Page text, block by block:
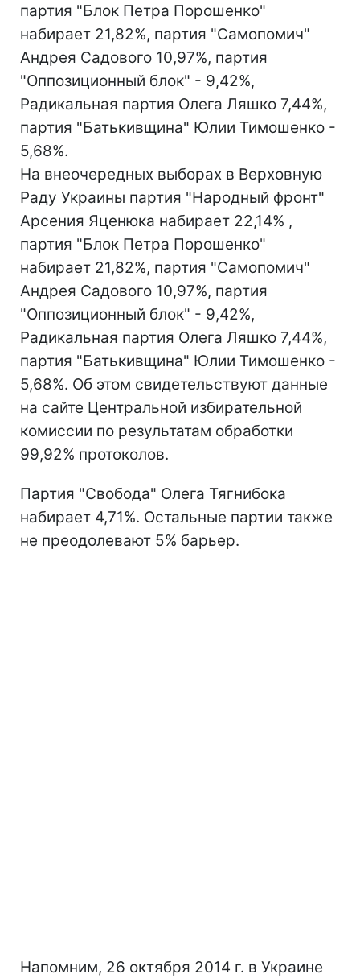
партия "Блок Петра Порошенко"
набирает 21,82%, партия "Самопомич"
Андрея Садового 10,97%, партия
"Оппозиционный блок" - 9,42%,
Радикальная партия Олега Ляшко 7,44%,
партия "Батькивщина" Юлии Тимошенко -
5,68%.
На внеочередных выборах в Верховную
Раду Украины партия "Народный фронт"
Арсения Яценюка набирает 22,14% ,
партия "Блок Петра Порошенко"
набирает 21,82%, партия "Самопомич"
Андрея Садового 10,97%, партия
"Оппозиционный блок" - 9,42%,
Радикальная партия Олега Ляшко 7,44%,
партия "Батькивщина" Юлии Тимошенко -
5,68%. Об этом свидетельствуют данные
на сайте Центральной избирательной
комиссии по результатам обработки
99,92% протоколов.
Партия "Свобода" Олега Тягнибока
набирает 4,71%. Остальные партии также
не преодолевают 5% барьер.
Напомним, 26 октября 2014 г. в Украине